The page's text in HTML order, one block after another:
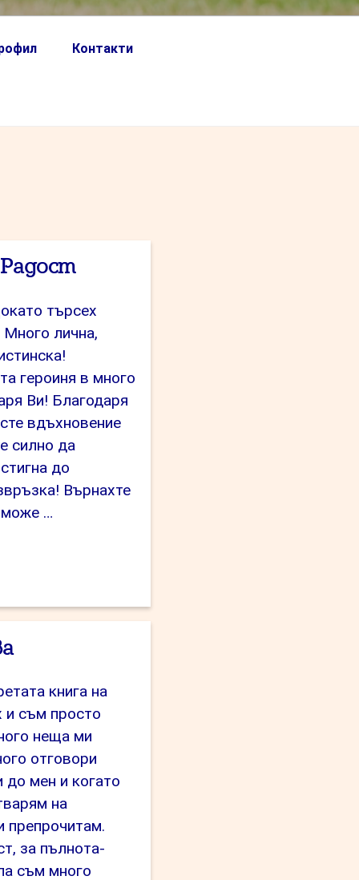
Контакти
търсех
лична,
героиня в много
Ви! Благодаря
вдъхновение
силно да
до
Върнахте
може …
книга на
и съм просто
неща ми
отговори
до мен и когато
на
препрочитам.
за пълнота-
съм много